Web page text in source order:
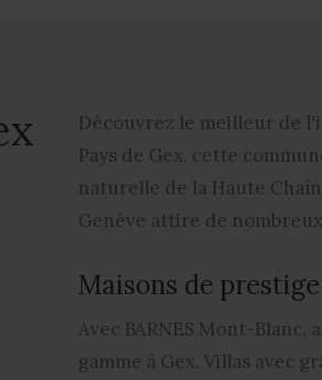
Découvrez le meilleur de
Pays de Gex, cette
naturelle de la Haute
Genève attire de
Maisons de
Avec BARNES Mont-
gamme à Gex. Villas avec